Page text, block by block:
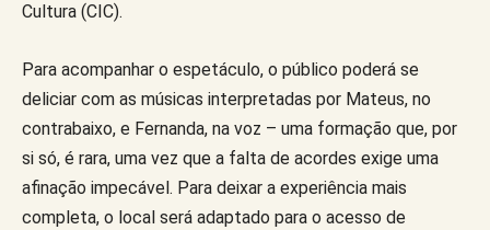
Cultura (CIC).
Para acompanhar o espetáculo, o público poderá se
deliciar com as músicas interpretadas por Mateus, no
contrabaixo, e Fernanda, na voz – uma formação que, por
si só, é rara, uma vez que a falta de acordes exige uma
afinação impecável. Para deixar a experiência mais
completa, o local será adaptado para o acesso de